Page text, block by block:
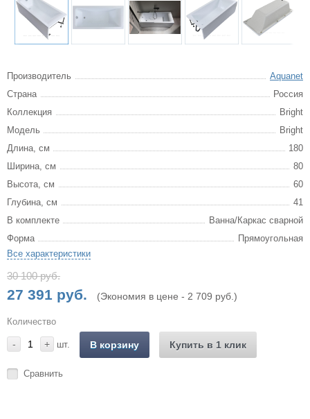
Производитель
Aquanet
Страна
Россия
Коллекция
Bright
Модель
Bright
Длина, см
180
Ширина, см
80
Высота, см
60
Глубина, см
41
В комплекте
Ванна/Каркас сварной
Форма
Прямоугольная
Все характеристики
30 100 руб.
27 391 руб. (Экономия в цене - 2 709 руб.)
Количество
- + шт. В корзину Купить в 1 клик
Сравнить